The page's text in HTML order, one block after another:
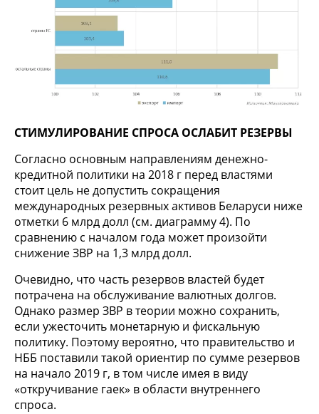
СТИМУЛИРОВАНИЕ СПРОСА ОСЛАБИТ РЕЗЕРВЫ
Согласно основным направлениям денежно-
кредитной политики на 2018 г перед властями
стоит цель не допустить сокращения
международных резервных активов Беларуси ниже
отметки 6 млрд долл (см. диаграмму 4). По
сравнению с началом года может произойти
снижение ЗВР на 1,3 млрд долл.
Очевидно, что часть резервов властей будет
потрачена на обслуживание валютных долгов.
Однако размер ЗВР в теории можно сохранить,
если ужесточить монетарную и фискальную
политику. Поэтому вероятно, что правительство и
НББ поставили такой ориентир по сумме резервов
на начало 2019 г, в том числе имея в виду
«откручивание гаек» в области внутреннего
спроса.